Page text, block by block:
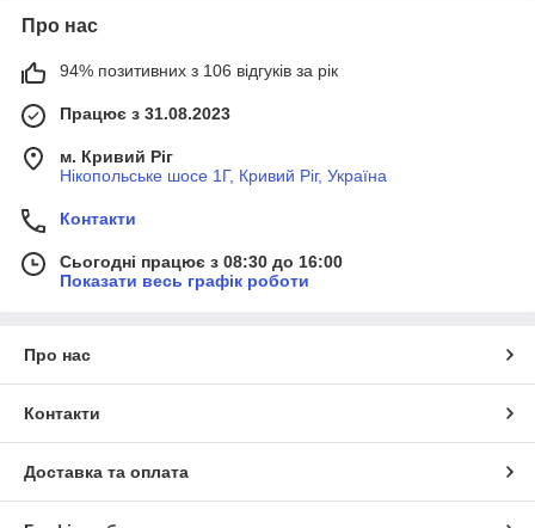
Про нас
94% позитивних з 106 відгуків за рік
Працює з 31.08.2023
м. Кривий Ріг
Нікопольське шосе 1Г, Кривий Ріг, Україна
Контакти
Сьогодні працює з 08:30 до 16:00
Показати весь графік роботи
Про нас
Контакти
Доставка та оплата